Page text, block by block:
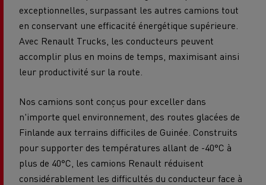
exceptionnelles, surpassant les autres camions tout
en conservant une efficacité énergétique supérieure.
Avec Renault Trucks, les conducteurs peuvent
accomplir plus en moins de temps, maximisant ainsi
leur productivité sur la route.
Nos camions sont conçus pour exceller dans
n'importe quel environnement, des routes glacées de
Finlande aux terrains difficiles de Guinée. Construits
pour supporter des températures allant de -40°C à
plus de 40°C, les camions Renault réduisent
considérablement les difficultés du conducteur face à